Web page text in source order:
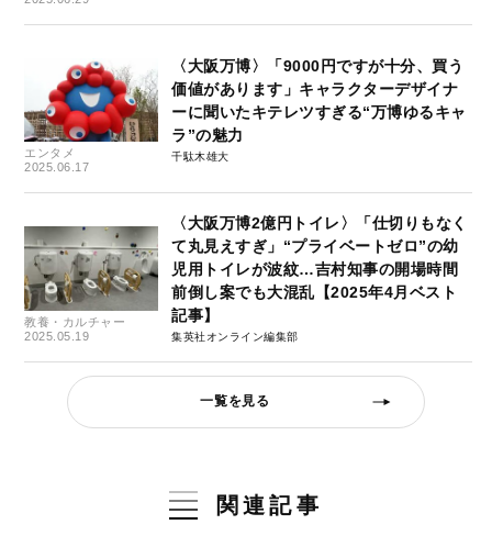
エンタメ
2025.06.17
〈大阪万博〉「9000円ですが十分、買う
価値があります」キャラクターデザイナ
ーに聞いたキテレツすぎる“万博ゆるキャ
ラ”の魅力
千駄木雄大
教養・カルチャー
2025.05.19
〈大阪万博2億円トイレ〉「仕切りもなく
て丸見えすぎ」“プライベートゼロ”の幼
児用トイレが波紋…吉村知事の開場時間
前倒し案でも大混乱【2025年4月ベスト
記事】
集英社オンライン編集部
一覧を見る
関連記事